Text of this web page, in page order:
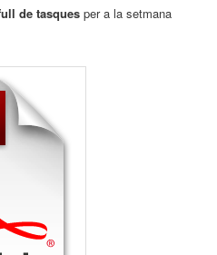
de tasques per a la setmana